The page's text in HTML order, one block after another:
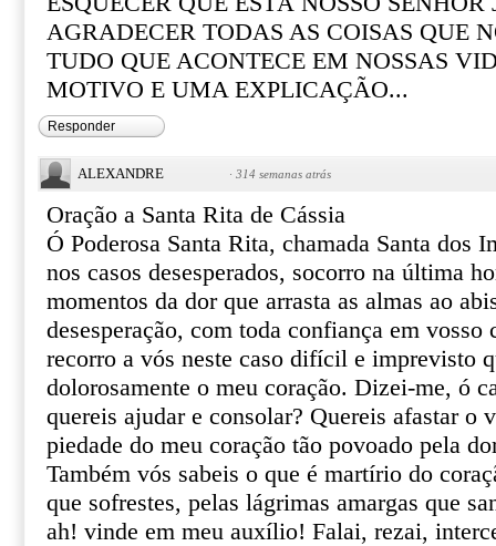
AGRADECER TODAS AS COISAS QUE
TUDO QUE ACONTECE EM NOSSAS
MOTIVO E UMA EXPLICAÇÃO...
Responder
ALEXANDRE · 314 semanas atrás
Oração a Santa Rita de Cássia
Ó Poderosa Santa Rita, chamada Santa dos
nos casos desesperados, socorro na última
momentos da dor que arrasta as almas ao
desesperação, com toda confiança em vosso
recorro a vós neste caso difícil e imprevisto
dolorosamente o meu coração. Dizei-me, ó
quereis ajudar e consolar? Quereis afastar o
piedade do meu coração tão povoado pela
Também vós sabeis o que é martírio do
que sofrestes, pelas lágrimas amargas que
ah! vinde em meu auxílio! Falai, rezai,